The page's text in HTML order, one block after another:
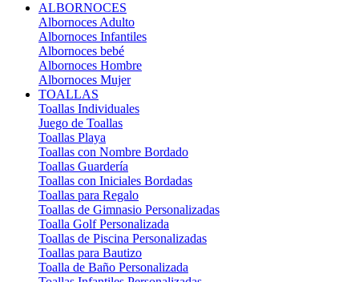
ALBORNOCES
Albornoces Adulto
Albornoces Infantiles
Albornoces bebé
Albornoces Hombre
Albornoces Mujer
TOALLAS
Toallas Individuales
Juego de Toallas
Toallas Playa
Toallas con Nombre Bordado
Toallas Guardería
Toallas con Iniciales Bordadas
Toallas para Regalo
Toallas de Gimnasio Personalizadas
Toalla Golf Personalizada
Toallas de Piscina Personalizadas
Toallas para Bautizo
Toalla de Baño Personalizada